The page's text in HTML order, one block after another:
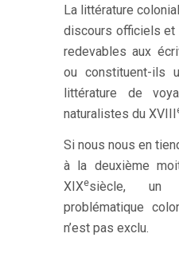
La littérature
discours officiels et
redevables aux
ou constituent-ils
littérature de
naturalistes du XVIII
Si nous nous en
à la deuxième
XIXesiècle,
problématique
n’est pas exclu.